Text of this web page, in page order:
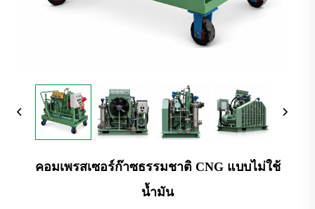
คอมเพรสเซอร์ก๊าซธรรมชาติ CNG แบบไม่ใช้
น้ำมัน